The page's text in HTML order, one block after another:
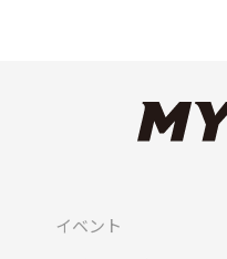
イベント